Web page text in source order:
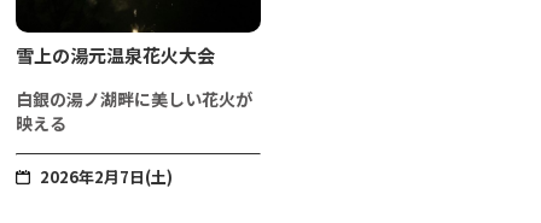
雪上の湯元温泉花火大会
白銀の湯ノ湖畔に美しい花火が
映える
2026年2月7日(土)